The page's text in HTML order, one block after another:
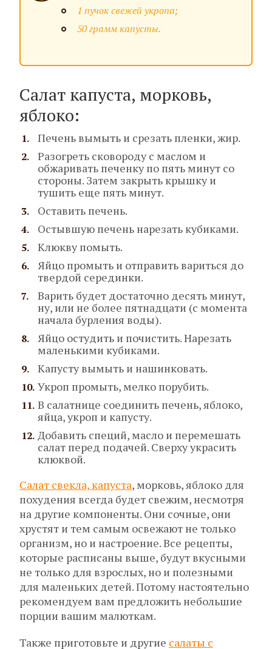
1 пучок свежей укропа;
50 грамм капусты.
Салат капуста, морковь,
яблоко:
Печень вымыть и срезать пленки, жир.
Разогреть сковороду с маслом и
обжаривать печенку по пять минут со
стороны. Затем закрыть крышку и
тушить еще пять минут.
Оставить печень.
Остывшую печень нарезать кубиками.
Клюкву помыть.
Яйцо промыть и отправить вариться до
твердой серединки.
Варить будет достаточно десять минут,
ну, или не более пятнадцати (с момента
начала бурления воды).
Яйцо остудить и почистить. Нарезать
маленькими кубиками.
Капусту вымыть и нашинковать.
Укроп промыть, мелко порубить.
В салатнице соединить печень, яблоко,
яйца, укроп и капусту.
Добавить специй, масло и перемешать
салат перед подачей. Сверху украсить
клюквой.
Салат свекла, капуста, морковь, яблоко для
похудения всегда будет свежим, несмотря
на другие компоненты. Они сочные, они
хрустят и тем самым освежают не только
организм, но и настроение. Все рецепты,
которые расписаны выше, будут вкусными
не только для взрослых, но и полезными
для маленьких детей. Потому настоятельно
рекомендуем вам предложить небольшие
порции вашим малюткам.
Также приготовьте и другие салаты с